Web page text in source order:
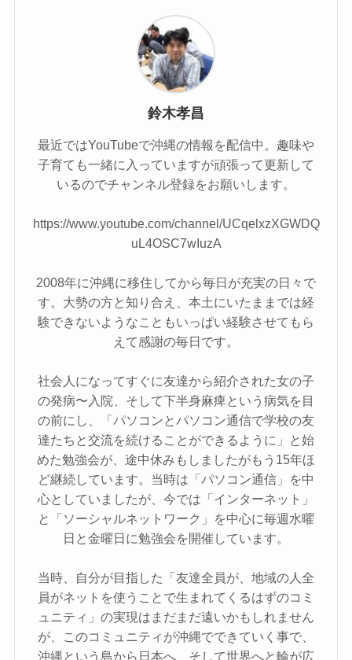
鈴木孝昌
最近ではYouTubeで沖縄の情報を配信中。趣味や
子育ても一緒に入っていますが頑張って更新して
いるのでチャンネル登録をお願いします。
https://www.youtube.com/channel/UCqelxzXGWDQ
uL4OSC7wIuzA
2008年に沖縄に移住してから毎日が充実の日々で
す。大勢の方と知り合え、本土にいたままでは経
験できないようなこともいっぱい経験させてもら
えて感謝の毎日です。
社会人になってすぐに友達から紹介された女の子
の発病〜入院、そして下半身麻痺という病気を目
の前にし、「パソコンとパソコン通信で学校の友
達たちと交流を続けることができるように」と始
めた勉強会が、途中休みもしましたがもう15年ほ
ど継続しています。当時は「パソコン通信」を中
心としていましたが、今では「インターネット」
と「ソーシャルネットワーク」を中心に毎週水曜
日と金曜日に勉強会を開催しています。
当時、自分が目指した「友達全員が、地域の人全
員がネットを使うことで生まれてくるはずのコミ
ュニティ」の実現はまだまだ遠いかもしれません
が、このコミュニティが沖縄でできていく事で、
沖縄という島から日本へ、そして世界へと輪が広